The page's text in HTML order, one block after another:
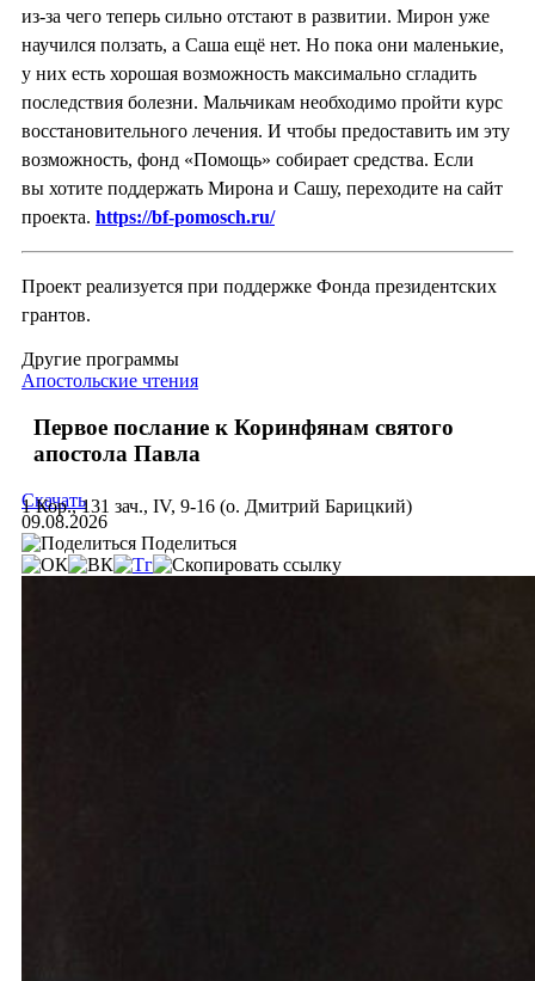
из-за чего теперь сильно отстают в развитии. Мирон уже
научился ползать, а Саша ещё нет. Но пока они маленькие,
у них есть хорошая возможность максимально сгладить
последствия болезни. Мальчикам необходимо пройти курс
восстановительного лечения. И чтобы предоставить им эту
возможность, фонд «Помощь» собирает средства. Если
вы хотите поддержать Мирона и Сашу, переходите на сайт
проекта. https://bf-pomosch.ru/
Проект реализуется при поддержке Фонда президентских
грантов.
Другие программы
Апостольские чтения
Первое послание к Коринфянам святого
апостола Павла
1 Кор., 131 зач., IV, 9-16 (о. Дмитрий Барицкий)
Скачать
09.08.2026
Поделиться